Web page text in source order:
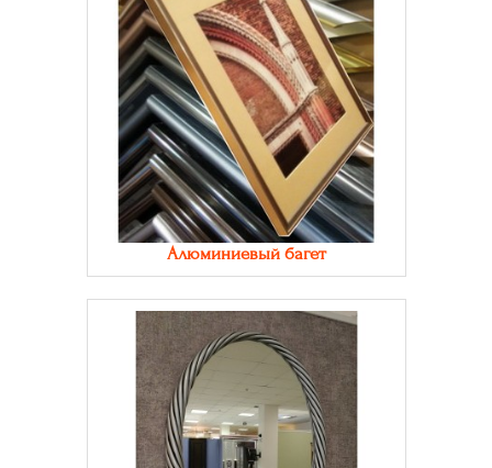
Алюминиевый багет